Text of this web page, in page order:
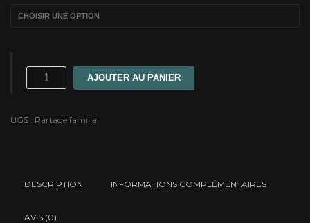
quantité
Partage
AJOUTER AU PANIER
UGS : Partage familial
DESCRIPTION INFORMATIONS COMPLÉMENTAIRES
AVIS (0)